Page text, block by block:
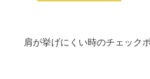
肩が挙げにくい時のチェック